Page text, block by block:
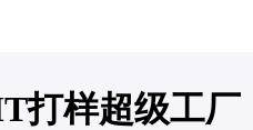
打样超级工厂